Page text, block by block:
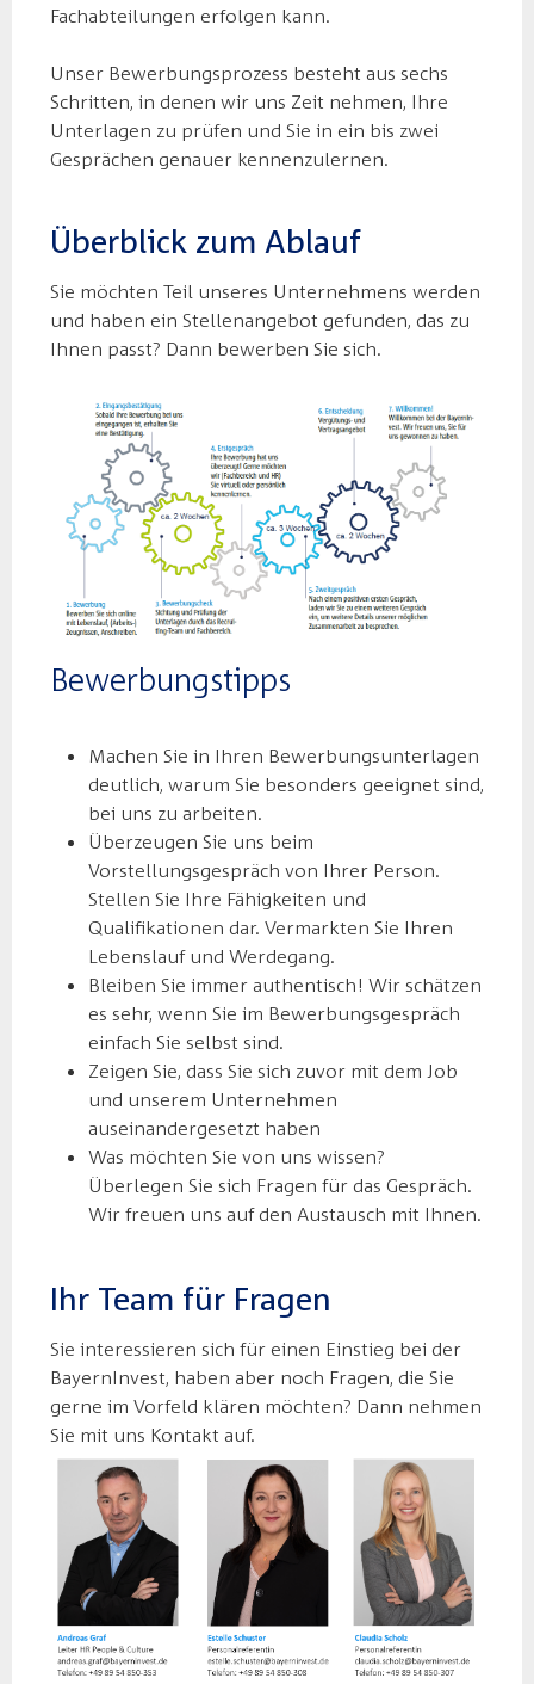
Fachabteilungen erfolgen kann.
Unser Bewerbungsprozess besteht aus sechs
Schritten, in denen wir uns Zeit nehmen, Ihre
Unterlagen zu prüfen und Sie in ein bis zwei
Gesprächen genauer kennenzulernen.
Überblick zum Ablauf
Sie möchten Teil unseres Unternehmens werden
und haben ein Stellenangebot gefunden, das zu
Ihnen passt? Dann bewerben Sie sich.
Bewerbungstipps
Machen Sie in Ihren Bewerbungsunterlagen
deutlich, warum Sie besonders geeignet sind,
bei uns zu arbeiten.
Überzeugen Sie uns beim
Vorstellungsgespräch von Ihrer Person.
Stellen Sie Ihre Fähigkeiten und
Qualifikationen dar. Vermarkten Sie Ihren
Lebenslauf und Werdegang.
Bleiben Sie immer authentisch! Wir schätzen
es sehr, wenn Sie im Bewerbungsgespräch
einfach Sie selbst sind.
Zeigen Sie, dass Sie sich zuvor mit dem Job
und unserem Unternehmen
auseinandergesetzt haben
Was möchten Sie von uns wissen?
Überlegen Sie sich Fragen für das Gespräch.
Wir freuen uns auf den Austausch mit Ihnen.
Ihr Team für Fragen
Sie interessieren sich für einen Einstieg bei der
BayernInvest, haben aber noch Fragen, die Sie
gerne im Vorfeld klären möchten? Dann nehmen
Sie mit uns Kontakt auf.